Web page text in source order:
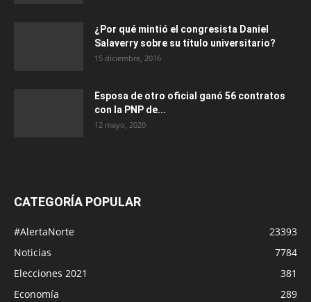
¿Por qué mintió el congresista Daniel
Salaverry sobre su título universitario?
15 diciembre, 2016
Esposa de otro oficial ganó 56 contratos
con la PNP de...
12 mayo, 2020
CATEGORÍA POPULAR
#AlertaNorte
23393
Noticias
7784
Elecciones 2021
381
Economía
289